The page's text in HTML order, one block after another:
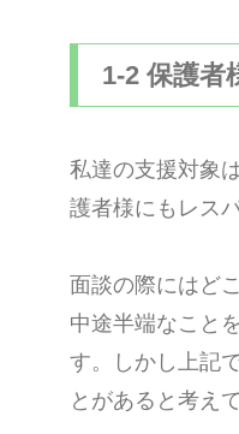
1-2 保護者
私達の支援対象
護者様にもレス
面談の際にはど
中途半端なこと
す。しかし上記
とがあると考え